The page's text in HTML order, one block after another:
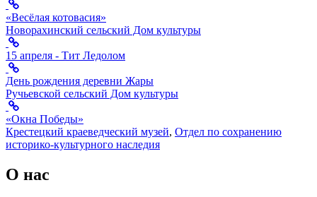
«Весёлая котовасия»
Новорахинский сельский Дом культуры
15 апреля - Тит Ледолом
День рождения деревни Жары
Ручьевской сельский Дом культуры
«Окна Победы»
Крестецкий краеведческий музей, Отдел по сохранению
историко-культурного наследия
О нас